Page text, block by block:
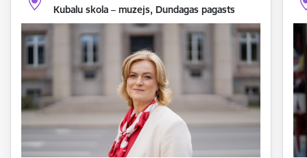
Kubalu skola – muzejs, Dundagas pagasts